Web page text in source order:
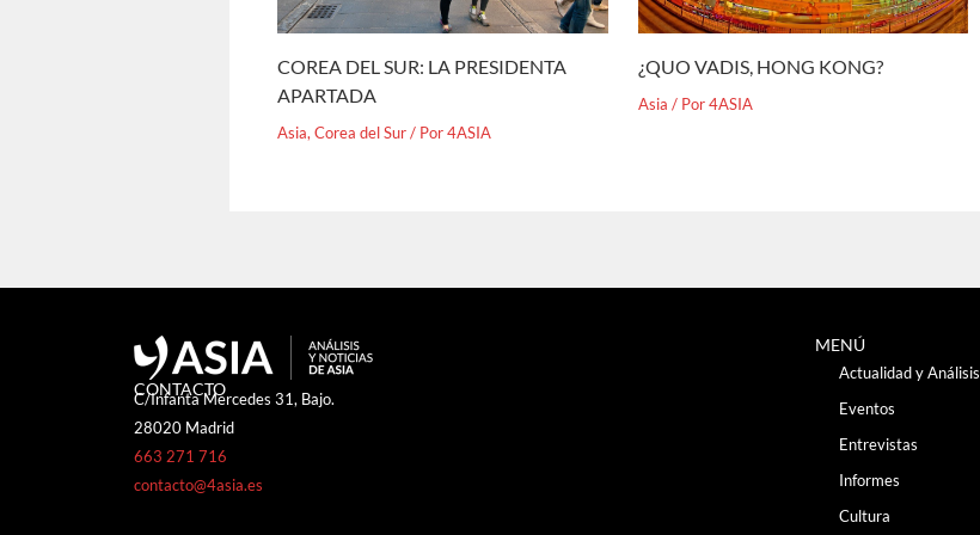
COREA DEL SUR: LA PRESIDENTA
APARTADA
Asia,Corea del Sur/ Por4ASIA
¿QUO VADIS, HONG KONG?
Asia / Por4ASIA
CONTACTO
C/Infanta Mercedes 31, Bajo.
28020 Madrid
663 271 716
contacto@4asia.es
MENÚ
Actualidad y Análisis
Eventos
Entrevistas
Informes
Cultura